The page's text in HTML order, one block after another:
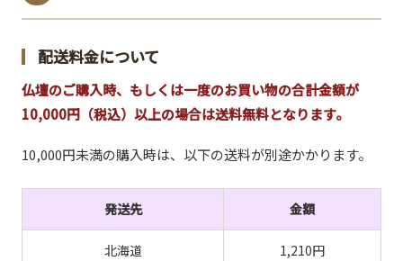
配送料金について
仏壇のご購入時、もしくは一度のお買い物の合計金額が
10,000円（税込）以上の場合は送料無料となります。
10,000円未満の購入時は、以下の送料が別途かかります。
発送先 金額
北海道 1,210円